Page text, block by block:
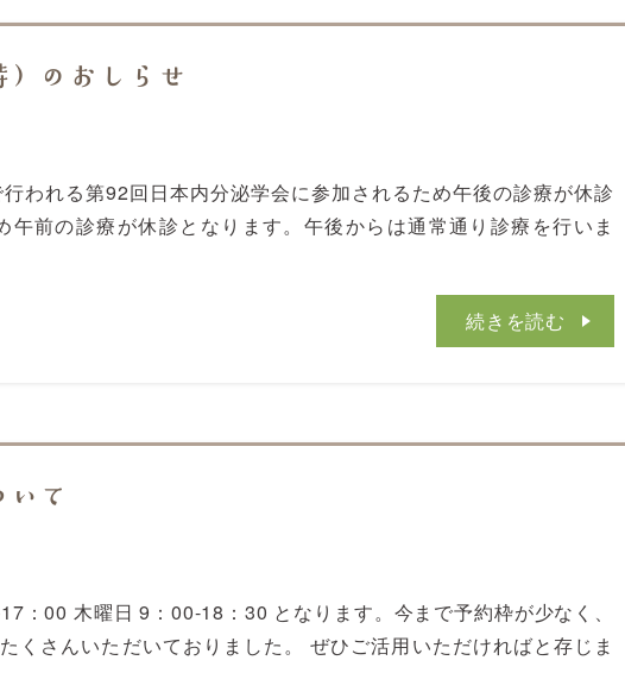
のおしらせ
われる第92回日本内分泌学会に参加されるため午後の診療が休診
前の診療が休診となります。午後からは通常通り診療を行いま
続きを読む
て
：00 木曜日 9：00-18：30 となります。今まで予約枠が少なく、
くさんいただいておりました。 ぜひご活用いただければと存じま